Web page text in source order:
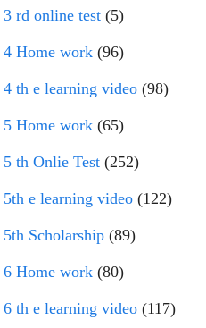
3 rd online test(5)
4 Home work(96)
4 th e learning video(98)
5 Home work(65)
5 th Onlie Test(252)
5th e learning video(122)
5th Scholarship(89)
6 Home work(80)
6 th e learning video(117)